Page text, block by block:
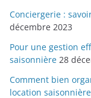
Conciergerie :
décembre 2023
Pour une gestion
saisonnière 28
Comment bien
location